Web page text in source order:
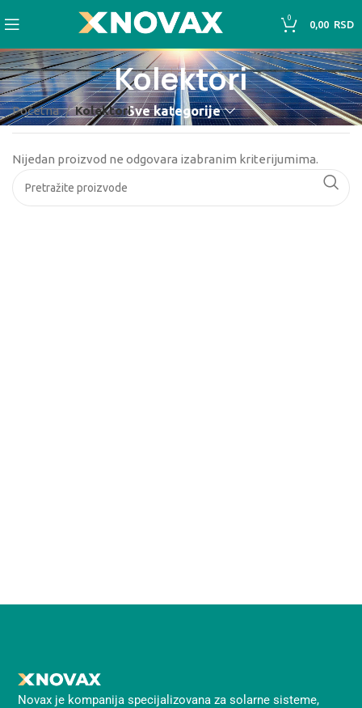
0
0,00 RSD
Kolektori
Sve kategorije
Početna Kolektori
Nijedan proizvod ne odgovara izabranim kriterijumima.
Novax je kompanija specijalizovana za solarne sisteme,